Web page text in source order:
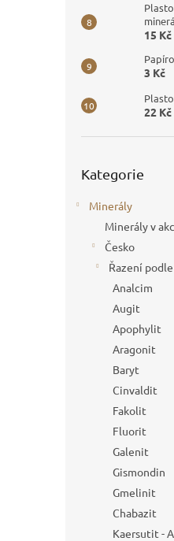
15 Kč
3 Kč
22 Kč
kategorie
Kategorie
Minerály
Minerály v
Česko
Řazení
Analcim
Augit
Apophylit
Aragonit
Baryt
Cinvaldit
Fakolit
Fluorit
Galenit
Gismondin
Gmelinit
Chabazit
Kaersutit -